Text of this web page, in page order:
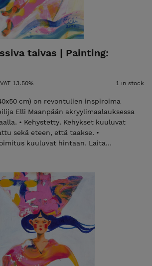
in Meilahti, Helsinki.
taivas | Painting:
13.50% 1 in stock
cm) on revontulien inspiroima
Elli Maanpään akryylimaalauksessa
• Kehystetty. Kehykset kuuluvat
sekä eteen, että taakse. •
kuuluvat hintaan. Laita
by Elli Maanpää. A framed
that reimagines the aurora borealis
capturing the ethereal movement of
• Framed with white frames. The price
• Signed on both front and back. •
and shipping are included in the
from my studio in Meilahti, Helsinki.